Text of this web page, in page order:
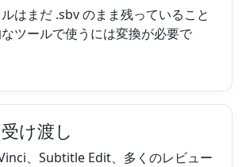
はまだ .sbv のまま残っていること
ツールで使うには変換が必要で
け渡し
、Subtitle Edit、多くのレビュー